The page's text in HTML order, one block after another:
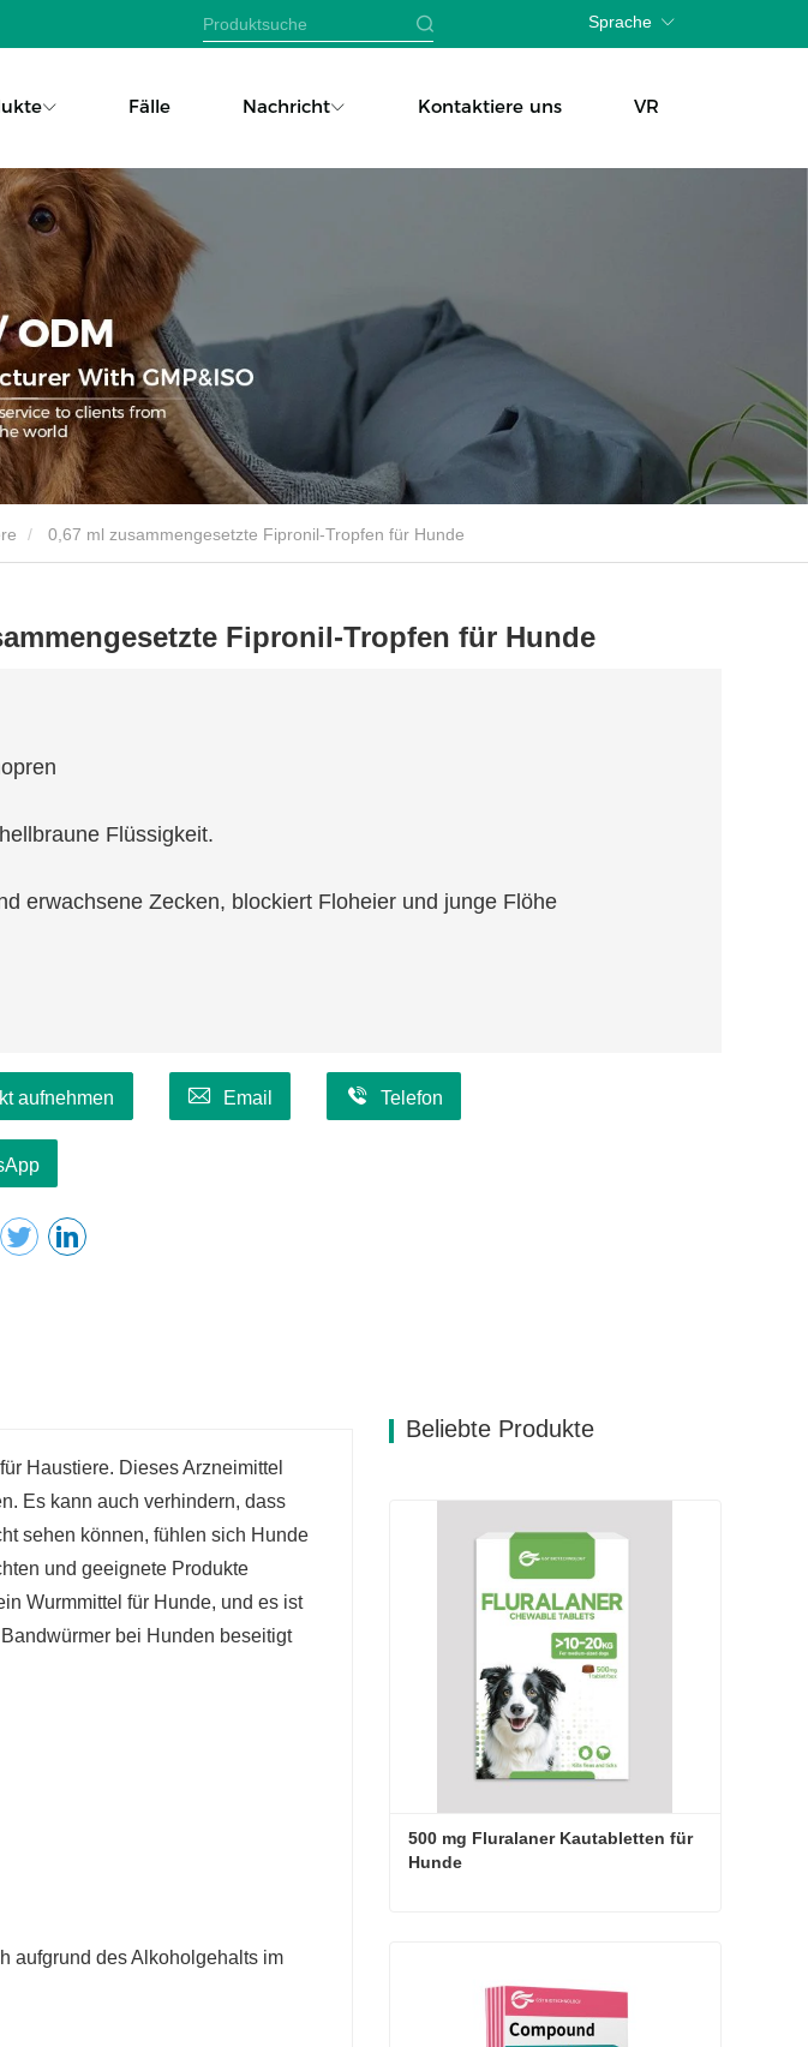
Sprache
Fälle Nachricht Kontaktiere uns VR
0,67 ml zusammengesetzte Fipronil-Tropfen für Hunde
Fipronil-Tropfen für Hunde
Flüssigkeit.
erwachsene Zecken, blockiert Floheier und junge Flöhe
aufnehmen Email Telefon
Haustiere. Dieses Arzneimittel
Es kann auch verhindern, dass
sehen können, fühlen sich Hunde
und geeignete Produkte
Wurmmittel für Hunde, und es ist
bei Hunden beseitigt
aufgrund des Alkoholgehalts im
Beliebte Produkte
500 mg Fluralaner Kautabletten für
Hunde
Jetzt Kontakt aufnehmen